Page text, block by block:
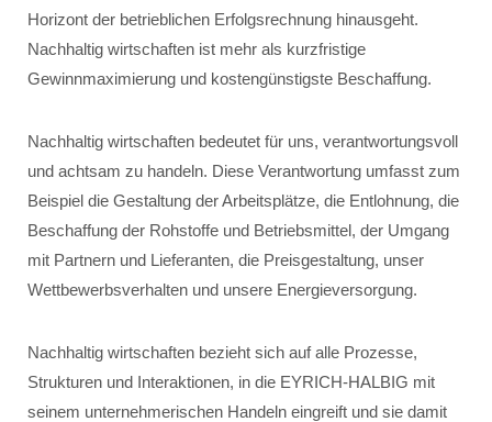
Horizont der betrieblichen Erfolgsrechnung hinausgeht.
Nachhaltig wirtschaften ist mehr als kurzfristige
Gewinnmaximierung und kostengünstigste Beschaffung.
Nachhaltig wirtschaften bedeutet für uns, verantwortungsvoll
und achtsam zu handeln. Diese Verantwortung umfasst zum
Beispiel die Gestaltung der Arbeitsplätze, die Entlohnung, die
Beschaffung der Rohstoffe und Betriebsmittel, der Umgang
mit Partnern und Lieferanten, die Preisgestaltung, unser
Wettbewerbsverhalten und unsere Energieversorgung.
Nachhaltig wirtschaften bezieht sich auf alle Prozesse,
Strukturen und Interaktionen, in die EYRICH-HALBIG mit
seinem unternehmerischen Handeln eingreift und sie damit